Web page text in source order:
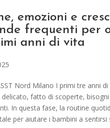
emozioni e
frequenti per
anni di vita
Nord Milano I primi tre anni
fatto di scoperte, bisogni
In questa fase, la routine
per aiutare i bambini a sentirsi